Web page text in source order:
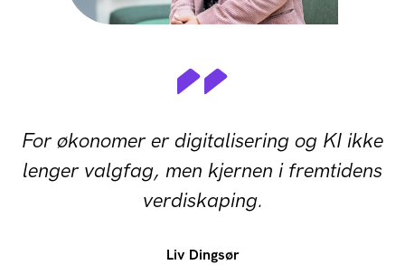
For økonomer er digitalisering og KI ikke
lenger valgfag, men kjernen i fremtidens
verdiskaping.
Liv Dingsør